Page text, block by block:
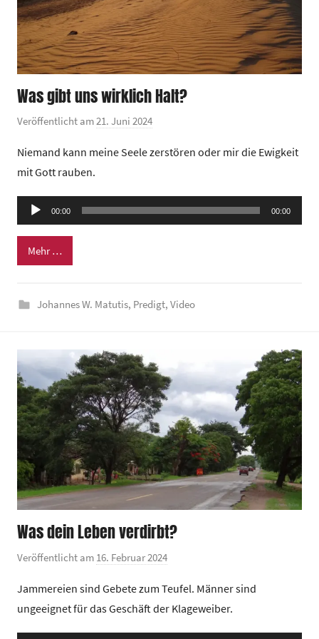
Was gibt uns wirklich Halt?
Veröffentlicht am21. Juni 2024
n
e
m
e
n
t
r
u
m
Niemand kann meine Seele zerstören oder mir die Ewigkeit
mit Gott rauben.
Audio-
Player
00:00 00:00
Mehr …
Johannes W. Matutis, Predigt, Video
Was dein Leben verdirbt?
Veröffentlicht am 16. Februar 2024
n
G
e
Jammereien sind Gebete zum Teufel. Männer sind
ungeeignet für das Geschäft der Klageweiber.